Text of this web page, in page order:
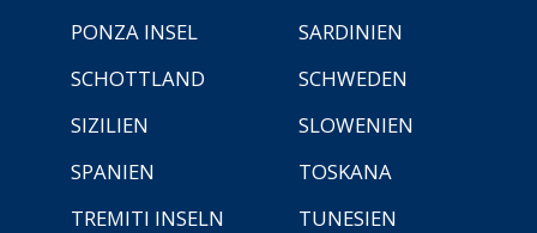
PONZA INSEL
SARDINIEN
SCHOTTLAND
SCHWEDEN
SIZILIEN
SLOWENIEN
SPANIEN
TOSKANA
TREMITI INSELN
TUNESIEN